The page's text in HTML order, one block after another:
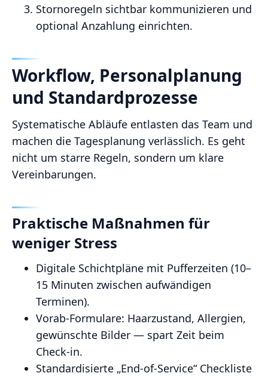
Stornoregeln sichtbar kommunizieren und
optional Anzahlung einrichten.
Workflow, Personalplanung
und Standardprozesse
Systematische Abläufe entlasten das Team und
machen die Tagesplanung verlässlich. Es geht
nicht um starre Regeln, sondern um klare
Vereinbarungen.
Praktische Maßnahmen für
weniger Stress
Digitale Schichtpläne mit Pufferzeiten (10–
15 Minuten zwischen aufwändigen
Terminen).
Vorab‑Formulare: Haarzustand, Allergien,
gewünschte Bilder — spart Zeit beim
Check‑in.
Standardisierte „End‑of‑Service“ Checkliste